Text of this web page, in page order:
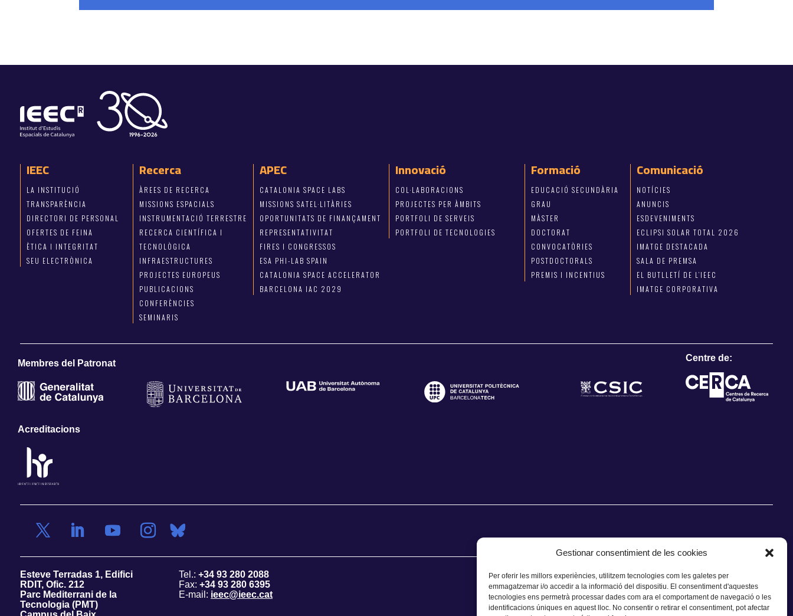
Gestionar consentimient de les cookies
Per oferir les millors experiències, utilitzem tecnologies com les galetes per
emmagatzemar i/o accedir a la informació del dispositiu. El consentiment d'aquestes
tecnologies ens permetrà processar dades com ara el comportament de navegació o les
identificacions úniques en aquest lloc. No consentir o retirar el consentiment, pot afectar
IEEC
LA INSTITUCIÓ
TRANSPARÈNCIA
DIRECTORI DE PERSONAL
OFERTES DE FEINA
ÈTICA I INTEGRITAT
SEU ELECTRÒNICA
Recerca
ÀREES DE RECERCA
MISSIONS ESPACIALS
INSTRUMENTACIÓ TERRESTRE
RECERCA CIENTÍFICA I
TECNOLÒGICA
INFRAESTRUCTURES
PROJECTES EUROPEUS
PUBLICACIONS
CONFERÈNCIES
SEMINARIS
APEC
CATALONIA SPACE LABS
MISSIONS SATEL·LITÀRIES
OPORTUNITATS DE FINANÇAMENT
REPRESENTATIVITAT
FIRES I CONGRESSOS
ESA PHI-LAB SPAIN
CATALONIA SPACE ACCELERATOR
BARCELONA IAC 2029
Innovació
COL·LABORACIONS
PROJECTES PER ÀMBITS
PORTFOLI DE SERVEIS
PORTFOLI DE TECNOLOGIES
Formació
EDUCACIÓ SECUNDÀRIA
GRAU
MÀSTER
DOCTORAT
CONVOCATÒRIES
POSTDOCTORALS
PREMIS I INCENTIUS
Comunicació
NOTÍCIES
ANUNCIS
ESDEVENIMENTS
ECLIPSI SOLAR TOTAL 2026
IMATGE DESTACADA
SALA DE PREMSA
EL BUTLLETÍ DE L’IEEC
IMATGE CORPORATIVA
Membres del Patronat
Centre de:
Acreditacions
Esteve Terradas 1, Edifici
RDIT, Ofic. 212
Parc Mediterrani de la
Tecnologia (PMT)
Tel.: +34 93 280 2088
Fax: +34 93 280 6395
E-mail: ieec@ieec.cat
CONTACTE